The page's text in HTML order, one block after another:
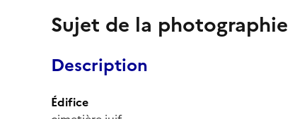
Sujet de la photographie
Description
Édifice